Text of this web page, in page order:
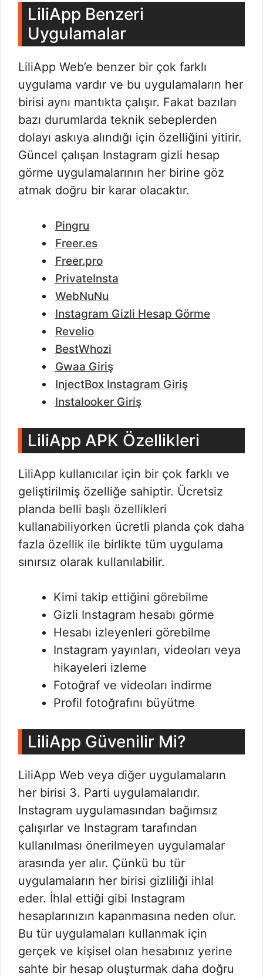
LiliApp Benzeri
Uygulamalar
LiliApp Web’e benzer bir çok farklı
uygulama vardır ve bu uygulamaların her
birisi aynı mantıkta çalışır. Fakat bazıları
bazı durumlarda teknik sebeplerden
dolayı askıya alındığı için özelliğini yitirir.
Güncel çalışan Instagram gizli hesap
görme uygulamalarının her birine göz
atmak doğru bir karar olacaktır.
Pingru
Freer.es
Freer.pro
PrivateInsta
WebNuNu
Instagram Gizli Hesap Görme
Revelio
BestWhozi
Gwaa Giriş
InjectBox Instagram Giriş
Instalooker Giriş
LiliApp APK Özellikleri
LiliApp kullanıcılar için bir çok farklı ve
geliştirilmiş özelliğe sahiptir. Ücretsiz
planda belli başlı özellikleri
kullanabiliyorken ücretli planda çok daha
fazla özellik ile birlikte tüm uygulama
sınırsız olarak kullanılabilir.
Kimi takip ettiğini görebilme
Gizli Instagram hesabı görme
Hesabı izleyenleri görebilme
Instagram yayınları, videoları veya
hikayeleri izleme
Fotoğraf ve videoları indirme
Profil fotoğrafını büyütme
LiliApp Güvenilir Mi?
LiliApp Web veya diğer uygulamaların
her birisi 3. Parti uygulamalarıdır.
Instagram uygulamasından bağımsız
çalışırlar ve Instagram tarafından
kullanılması önerilmeyen uygulamalar
arasında yer alır. Çünkü bu tür
uygulamaların her birisi gizliliği ihlal
eder. İhlal ettiği gibi Instagram
hesaplarınızın kapanmasına neden olur.
Bu tür uygulamaları kullanmak için
gerçek ve kişisel olan hesabınız yerine
sahte bir hesap oluşturmak daha doğru